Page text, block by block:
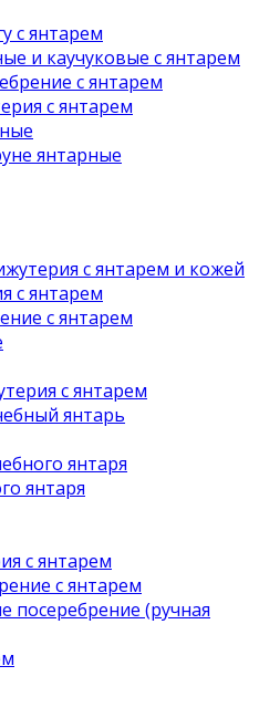
с янтарем
и каучуковые с янтарем
с янтарем
с янтарем
янтарные
с янтарем и кожей
с янтарем
с янтарем
с янтарем
янтарь
янтаря
янтаря
с янтарем
с янтарем
посеребрение (ручная